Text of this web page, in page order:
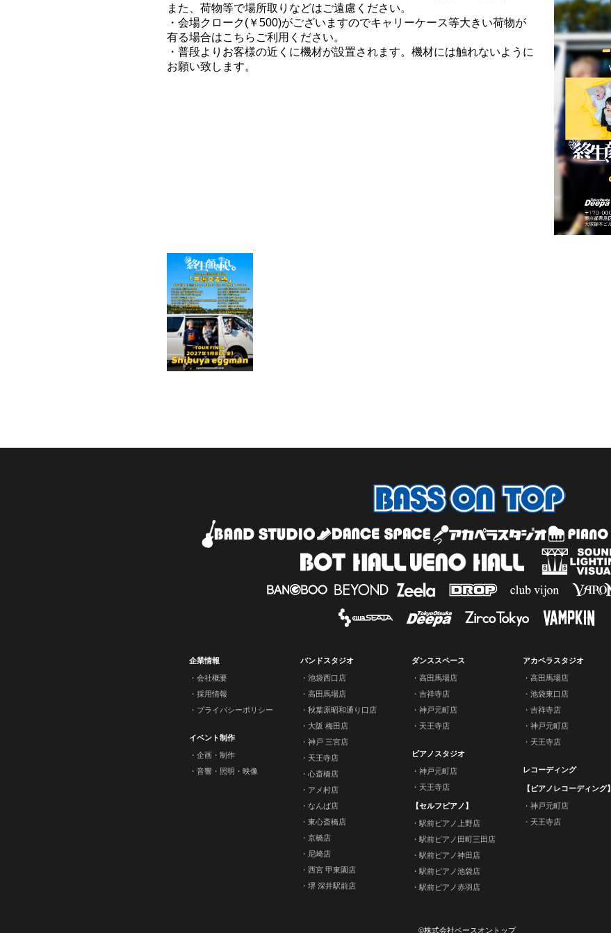
また、荷物等で場所取りなどはご遠慮ください。
・会場クローク(￥500)がございますのでキャリーケース等大きい荷物が
有る場合はこちらご利用ください。
・普段よりお客様の近くに機材が設置されます。機材には触れないように
お願い致します。
企業情報
会社概要
採用情報
プライバシーポリシー
イベント制作
企画・制作
音響・照明・映像
バンドスタジオ
池袋西口店
高田馬場店
秋葉原昭和通り口店
大阪 梅田店
神戸 三宮店
天王寺店
心斎橋店
アメ村店
なんば店
東心斎橋店
京橋店
尼崎店
西宮 甲東園店
堺 深井駅前店
ダンススペース
高田馬場店
吉祥寺店
神戸元町店
天王寺店
ピアノスタジオ
神戸元町店
天王寺店
【セルフピアノ】
駅前ピアノ上野店
駅前ピアノ田町三田店
駅前ピアノ神田店
駅前ピアノ池袋店
駅前ピアノ赤羽店
アカペラスタジオ
高田馬場店
池袋東口店
吉祥寺店
神戸元町店
天王寺店
レコーディング
【ピアノレコーディング】
神戸元町店
天王寺店
©株式会社ベースオントップ